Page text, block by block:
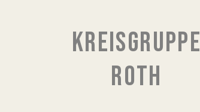
KREISGRUPPE
ROTH